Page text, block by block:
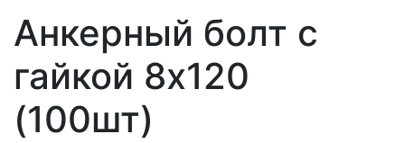
Анкерный болт с
гайкой 8x120
(100шт)